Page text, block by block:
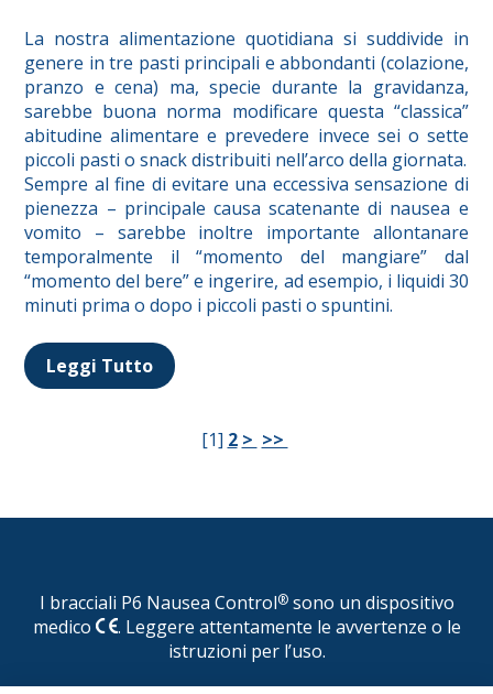
La nostra alimentazione quotidiana si suddivide in
genere in tre pasti principali e abbondanti (colazione,
pranzo e cena) ma, specie durante la gravidanza,
sarebbe buona norma modificare questa “classica”
abitudine alimentare e prevedere invece sei o sette
piccoli pasti o snack distribuiti nell’arco della giornata.
Sempre al fine di evitare una eccessiva sensazione di
pienezza – principale causa scatenante di nausea e
vomito – sarebbe inoltre importante allontanare
temporalmente il “momento del mangiare” dal
“momento del bere” e ingerire, ad esempio, i liquidi 30
minuti prima o dopo i piccoli pasti o spuntini.
Leggi Tutto
[1] 2 > >>
I bracciali P6 Nausea Control®sono un dispositivo
medico
. Leggere attentamente le avvertenze o le
istruzioni per l’uso.